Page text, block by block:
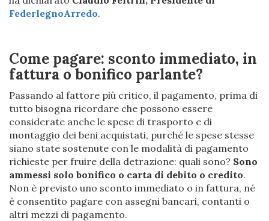
FederlegnoArredo.
Come pagare: sconto immediato, in
fattura o bonifico parlante?
Passando al fattore più critico, il pagamento, prima di
tutto bisogna ricordare che possono essere
considerate anche le spese di trasporto e di
montaggio dei beni acquistati, purché le spese stesse
siano state sostenute con le modalità di pagamento
richieste per fruire della detrazione: quali sono? Sono
ammessi solo bonifico o carta di debito o credito.
Non è previsto uno sconto immediato o in fattura, né
è consentito pagare con assegni bancari, contanti o
altri mezzi di pagamento.